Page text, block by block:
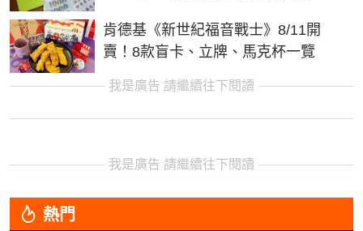
肯德基《新世紀福音戰士》8/11開
賣！8款盲卡、立牌、馬克杯一覽
我是廣告 請繼續往下閱讀
我是廣告 請繼續往下閱讀
熱門